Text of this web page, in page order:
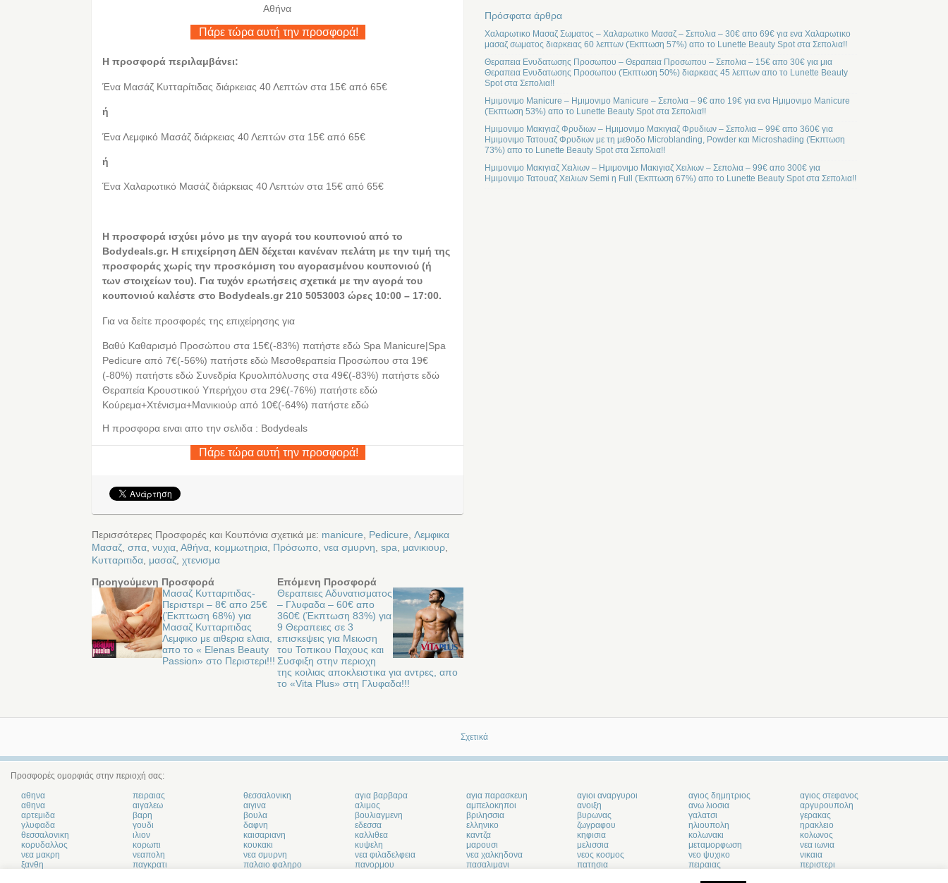
Αθήνα
Πάρε τώρα αυτή την προσφορά!
Η προσφορά περιλαμβάνει:
Ένα Μασάζ Κυτταρίτιδας διάρκειας 40 Λεπτών στα 15€ από 65€
ή
Ένα Λεμφικό Μασάζ διάρκειας 40 Λεπτών στα 15€ από 65€
ή
Ένα Χαλαρωτικό Μασάζ διάρκειας 40 Λεπτών στα 15€ από 65€
Η προσφορά ισχύει μόνο με την αγορά του κουπονιού από το
Bodydeals.gr. Η επιχείρηση ΔΕΝ δέχεται κανέναν πελάτη με την τιμή της
προσφοράς χωρίς την προσκόμιση του αγορασμένου κουπονιού (ή
των στοιχείων του). Για τυχόν ερωτήσεις σχετικά με την αγορά του
κουπονιού καλέστε στο Bodydeals.gr 210 5053003 ώρες 10:00 – 17:00.
Για να δείτε προσφορές της επιχείρησης για
Βαθύ Καθαρισμό Προσώπου στα 15€(-83%) πατήστε εδώ Spa Manicure|Spa
Pedicure από 7€(-56%) πατήστε εδώ Μεσοθεραπεία Προσώπου στα 19€
(-80%) πατήστε εδώ Συνεδρία Κρυολιπόλυσης στα 49€(-83%) πατήστε εδώ
Θεραπεία Κρουστικού Υπερήχου στα 29€(-76%) πατήστε εδώ
Κούρεμα+Χτένισμα+Μανικιούρ από 10€(-64%) πατήστε εδώ
Η προσφορα ειναι απο την σελιδα : Bodydeals
Πάρε τώρα αυτή την προσφορά!
Περισσότερες Προσφορές και Κουπόνια σχετικά με: manicure Pedicure Λεμφικα
Μασαζ, σπα, νυχια, Αθήνα, κομμωτηρια, Πρόσωπο, νεα σμυρνη spa μανικιουρ,
Κυτταριτιδα, μασαζ, χτενισμα
Προηγούμενη Προσφορά
Μασαζ Κυτταριτιδας-
Περιστερι – 8€ απο 25€
(Έκπτωση 68%) για
Μασαζ Κυτταριτιδας
Λεμφικο με αιθερια ελαια,
απο το « Elenas Beauty
Passion» στο Περιστερι!!!
Επόμενη Προσφορά
Θεραπειες Αδυνατισματος
– Γλυφαδα – 60€ απο
360€ (Έκπτωση 83%) για
9 Θεραπειες σε 3
επισκεψεις για Μειωση
του Τοπικου Παχους και
Συσφιξη στην περιοχη
της κοιλιας αποκλειστικα για αντρες, απο
το «Vita Plus» στη Γλυφαδα!!!
Πρόσφατα άρθρα
Χαλαρωτικο Μασαζ Σωματος – Χαλαρωτικο Μασαζ – Σεπολια – 30€ απο 69€ για ενα Χαλαρωτικο
μασαζ σωματος διαρκειας 60 λεπτων (Έκπτωση 57%) απο το Lunette Beauty Spot στα Σεπολια!!
Θεραπεια Ενυδατωσης Προσωπου – Θεραπεια Προσωπου – Σεπολια – 15€ απο 30€ για μια
Θεραπεια Ενυδατωσης Προσωπου (Έκπτωση 50%) διαρκειας 45 λεπτων απο το Lunette Beauty
Spot στα Σεπολια!!
Ημιμονιμο Manicure – Ημιμονιμο Manicure – Σεπολια – 9€ απο 19€ για ενα Ημιμονιμο Manicure
(Έκπτωση 53%) απο το Lunette Beauty Spot στα Σεπολια!!
Ημιμονιμο Μακιγιαζ Φρυδιων – Ημιμονιμο Μακιγιαζ Φρυδιων – Σεπολια – 99€ απο 360€ για
Ημιμονιμο Τατουαζ Φρυδιων με τη μεθοδο Microblanding, Powder και Microshading (Έκπτωση
73%) απο το Lunette Beauty Spot στα Σεπολια!!
Ημιμονιμο Μακιγιαζ Χειλιων – Ημιμονιμο Μακιγιαζ Χειλιων – Σεπολια – 99€ απο 300€ για
Ημιμονιμο Τατουαζ Χειλιων Semi η Full (Έκπτωση 67%) απο το Lunette Beauty Spot στα Σεπολια!!
Σχετικά
Προσφορές ομορφιάς στην περιοχή σας:
αθηνα
πειραιας θεσσαλονικη αγια βαρβαρα αγια παρασκευη αγιοι αναργυροι αγιος δημητριος
αγιος στεφανος
αθηνα
αιγαλεω αιγινα αλιμος αμπελοκηποι ανοιξη ανω λιοσια
αργυρουπολη
αρτεμιδα
βαρη βουλα βουλιαγμενη βριλησσια βυρωνας γαλατσι
γερακας
γλυφαδα
γουδι δαφνη εδεσσα ελληνικο ζωγραφου ηλιουπολη
ηρακλειο
θεσσαλονικη
ιλιον καισαριανη καλλιθεα καντζα κηφισια κολωνακι
κολωνος
κορυδαλλος
κορωπι κουκακι κυψελη μαρουσι μελισσια μεταμορφωση
νεα ιωνια
νεα μακρη
νεαπολη νεα σμυρνη νεα φιλαδελφεια νεα χαλκηδονα νεος κοσμος νεο ψυχικο
νικαια
ξανθη
παγκρατι παλαιο φαληρο πανορμου πασαλιμανι πατησια πειραιας
περιστερι